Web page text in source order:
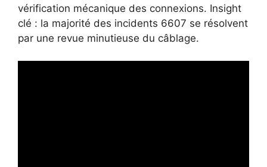
vérification mécanique des connexions. Insight
clé : la majorité des incidents 6607 se résolvent
par une revue minutieuse du câblage.